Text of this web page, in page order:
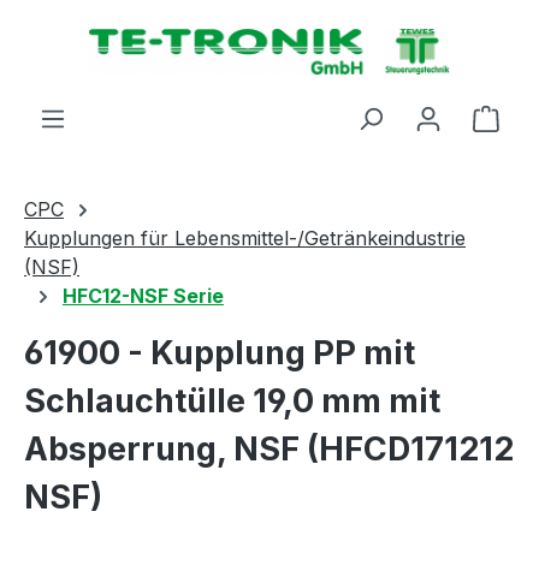
springen
CPC
Kupplungen für Lebensmittel-/Getränkeindustrie
(NSF)
HFC12-NSF Serie
61900 - Kupplung PP mit
Schlauchtülle 19,0 mm mit
Absperrung, NSF (HFCD171212
NSF)